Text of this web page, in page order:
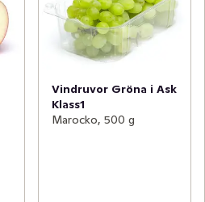
Vindruvor Gröna i Ask
Klass1
Marocko, 500 g